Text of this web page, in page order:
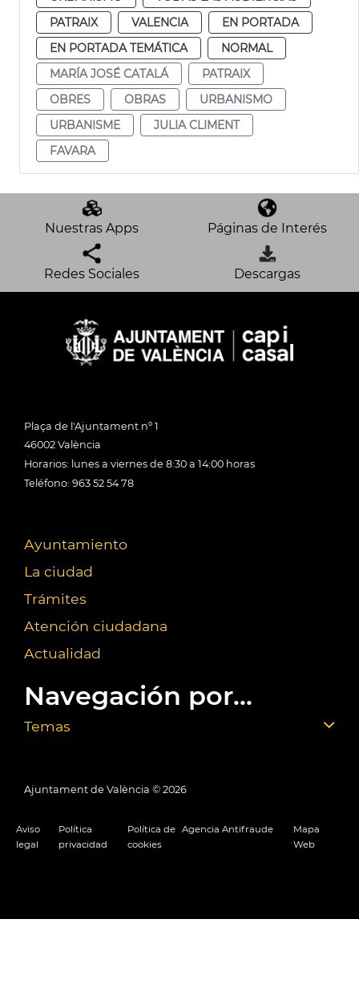
PATRAIX
VALENCIA
EN PORTADA
EN PORTADA TEMÁTICA
NORMAL
MARÍA JOSÉ CATALÁ
PATRAIX
OBRES
OBRAS
URBANISMO
URBANISME
JULIA CLIMENT
FAVARA
Nuestras Apps Páginas de Interés
Redes Sociales Descargas
Plaça de l'Ajuntament nº 1
46002 València
Horarios: lunes a viernes de 8:30 a 14:00 horas
Teléfono: 963 52 54 78
Ayuntamiento
La ciudad
Trámites
Atención ciudadana
Actualidad
Navegación por...
Temas
Ajuntament de València © 2026
Aviso
legal
Política
privacidad
Política de
cookies
Agencia Antifraude
Mapa
Web